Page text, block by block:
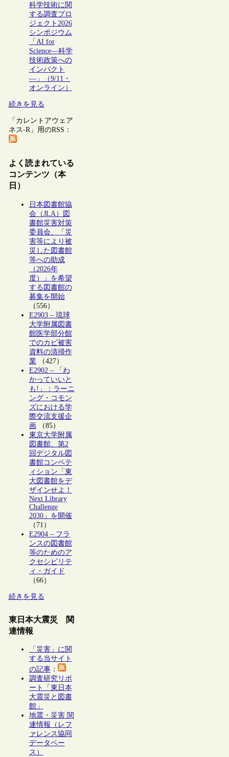
科学技術に関
する調査プロ
ジェクト2026
シンポジウム
「AI for
Science―科学
技術政策への
インパクト
―」（9/11・
オンライン）
続きを見る
「カレントアウェア
ネス-R」用のRSS：
よく読まれている
コンテンツ（本
日）
日本図書館協
会（JLA）図
書館災害対策
委員会、「災
害等により被
災した図書館
等への助成
（2026年
度）」を希望
する図書館の
募集を開始
（556）
E2903 – 琉球
大学附属図書
館医学部分館
でのカビ被害
資料の清掃作
業（427）
E2902 – 「わ
かっていいと
も!」：ラーニ
ング・コモン
ズにおける学
際交流支援企
画（85）
東京大学附属
図書館、第2
回デジタル図
書館コンペテ
ィション「東
大図書館をデ
ザインせよ！
Next Library
Challenge
2030」を開催
（71）
E2904 – フラ
ンスの図書館
等のためのア
クセシビリテ
ィ・ガイド
（66）
続きを見る
東日本大震災 関
連情報
「災害」に関
する当サイト
の記事：
調査研究リポ
ート「東日本
大震災と図書
館」
地震・災害 関
連情報（レフ
ァレンス協同
データベー
ス）